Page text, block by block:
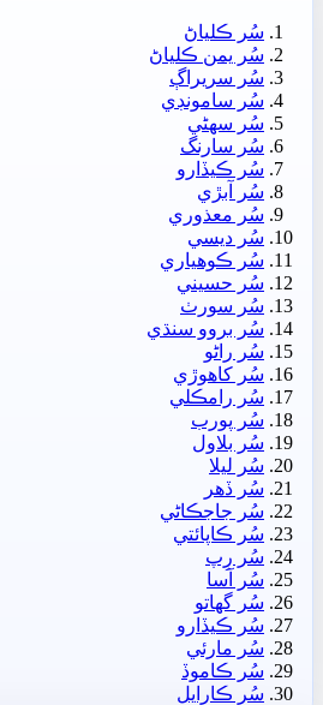
سُر ڪلياڻ
سُر يمن ڪلياڻ
سُر سريراڳ
سُر سامونڊي
سُر سھڻي
سُر سارنگ
سُر ڪيڏارو
سُر آبڙي
سُر معذوري
سُر ديسي
سُر ڪوھياري
سُر حسيني
سُر سورٺ
سُر بروو سنڌي
سُر راڻو
سُر کاھوڙي
سُر رامڪلي
سُر پورب
سُر بلاول
سُر ليلا
سُر ڏھر
سُر جاجڪاڻي
سُر ڪاپائتي
سُر رِپ
سُر آسا
سُر گهاتو
سُر ڪيڏارو
سُر مارئي
سُر ڪاموڏ
سُر ڪارايل